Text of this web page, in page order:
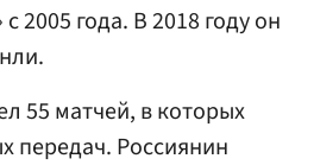
2005 года. В 2018 году он
55 матчей, в которых
передач. Россиянин